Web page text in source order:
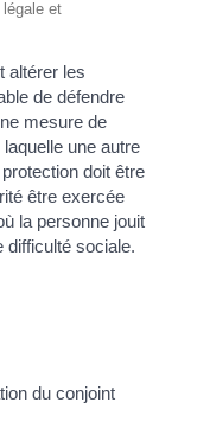
et
altérer les
de défendre
mesure de
une autre
doit être
être exercée
la personne jouit
difficulté sociale.
du conjoint